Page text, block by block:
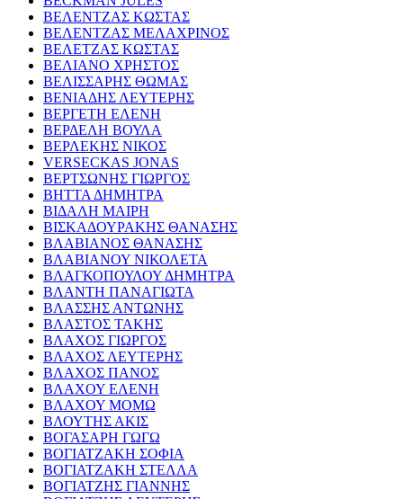
ΒΕΛΕΝΤΖΑΣ ΚΩΣΤΑΣ
ΒΕΛΕΝΤΖΑΣ ΜΕΛΑΧΡΙΝΟΣ
ΒΕΛΕΤΖΑΣ ΚΩΣΤΑΣ
ΒΕΛΙΑΝΟ ΧΡΗΣΤΟΣ
ΒΕΛΙΣΣΑΡΗΣ ΘΩΜΑΣ
ΒΕΝΙΑΔΗΣ ΛΕΥΤΕΡΗΣ
ΒΕΡΓΕΤΗ ΕΛΕΝΗ
ΒΕΡΔΕΛΗ ΒΟΥΛΑ
ΒΕΡΛΕΚΗΣ ΝΙΚΟΣ
VERSECKAS JONAS
ΒΕΡΤΣΩΝΗΣ ΓΙΩΡΓΟΣ
ΒΗΤΤΑ ΔΗΜΗΤΡΑ
ΒΙΔΑΛΗ ΜΑΙΡΗ
ΒΙΣΚΑΔΟΥΡΑΚΗΣ ΘΑΝΑΣΗΣ
ΒΛΑΒΙΑΝΟΣ ΘΑΝΑΣΗΣ
ΒΛΑΒΙΑΝΟΥ ΝΙΚΟΛΕΤΑ
ΒΛΑΓΚΟΠΟΥΛΟΥ ΔΗΜΗΤΡΑ
ΒΛΑΝΤΗ ΠΑΝΑΓΙΩΤΑ
ΒΛΑΣΣΗΣ ΑΝΤΩΝΗΣ
ΒΛΑΣΤΟΣ ΤΑΚΗΣ
ΒΛΑΧΟΣ ΓΙΩΡΓΟΣ
ΒΛΑΧΟΣ ΛΕΥΤΕΡΗΣ
ΒΛΑΧΟΣ ΠΑΝΟΣ
ΒΛΑΧΟΥ ΕΛΕΝΗ
ΒΛΑΧΟΥ ΜΟΜΩ
ΒΛΟΥΤΗΣ ΑΚΙΣ
ΒΟΓΑΣΑΡΗ ΓΩΓΩ
ΒΟΓΙΑΤΖΑΚΗ ΣΟΦΙΑ
ΒΟΓΙΑΤΖΑΚΗ ΣΤΕΛΛΑ
ΒΟΓΙΑΤΖΗΣ ΓΙΑΝΝΗΣ